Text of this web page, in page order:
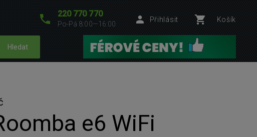
220 770 770
Po-Pá 8:00—16:00
Přihlásit Košík
Hledat
e6 WiFi